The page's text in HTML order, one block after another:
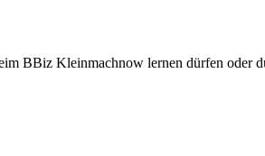
BBiz Kleinmachnow lernen dürfen oder